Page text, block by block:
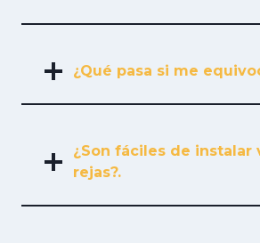
¿Qué pasa si me
¿Son fáciles de instalar
rejas?.